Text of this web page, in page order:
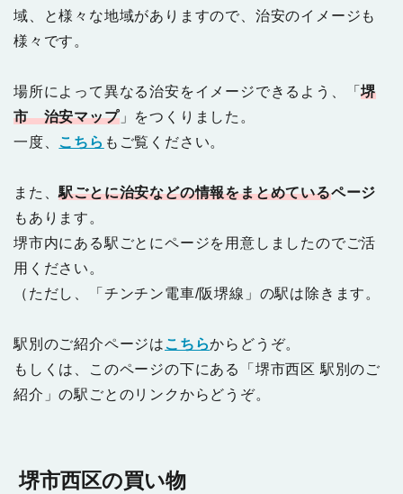
域、と様々な地域がありますので、治安のイメージも
様々です。
場所によって異なる治安をイメージできるよう、「堺
市 治安マップ」をつくりました。
一度、 こちら もご覧ください。
また、駅ごとに治安などの情報をまとめているページ
もあります。
堺市内にある駅ごとにページを用意しましたのでご活
用ください。
（ただし、「チンチン電車/阪堺線」の駅は除きます。
駅別のご紹介ページは こちらからどうぞ。
もしくは、このページの下にある「堺市西区 駅別のご
紹介」の駅ごとのリンクからどうぞ。
堺市西区の買い物